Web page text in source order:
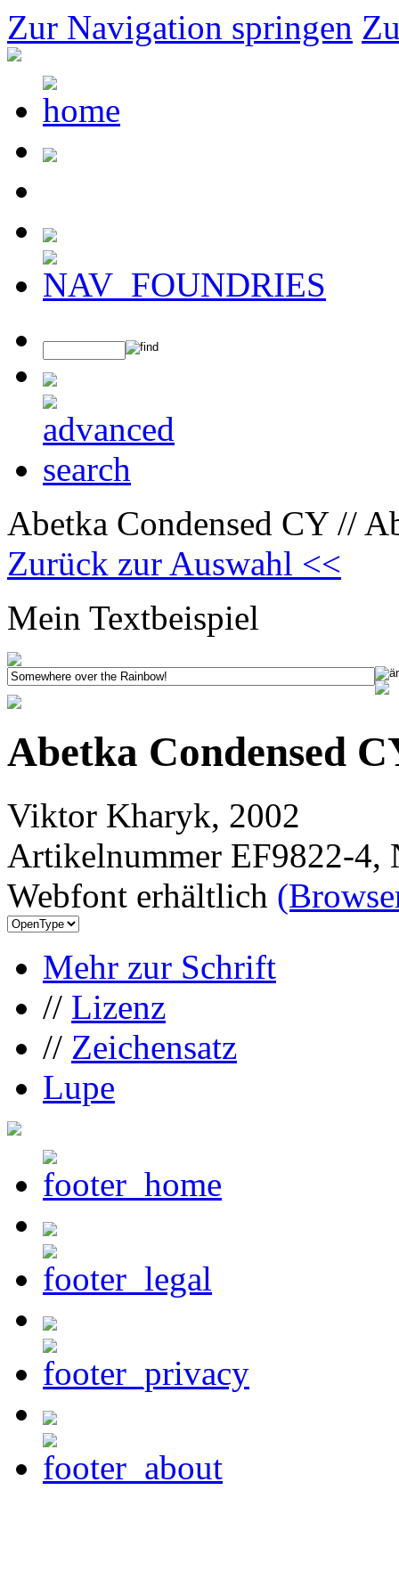
Zur Navigation springen
Abetka Condensed CY //
Zurück zur Auswahl <<
Mein Textbeispiel
Abetka Condensed
Viktor Kharyk, 2002
Artikelnummer EF9822-4,
Webfont erhältlich
Mehr zur Schrift
// Lizenz
// Zeichensatz
Lupe